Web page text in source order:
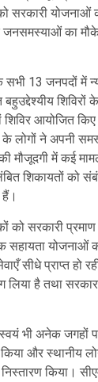
सरकारी
का मौके
सभी 13 जनपदों में
शिविरों
शिविर आयोजित
के लोगों ने अपनी
मौजूदगी में कई
शिकायतों को
हैं।
को सरकारी
सहायता योजनाओं
सीधे प्राप्त हो
लिया है तथा
स्वयं भी अनेक
किया और स्थानीय
किया।